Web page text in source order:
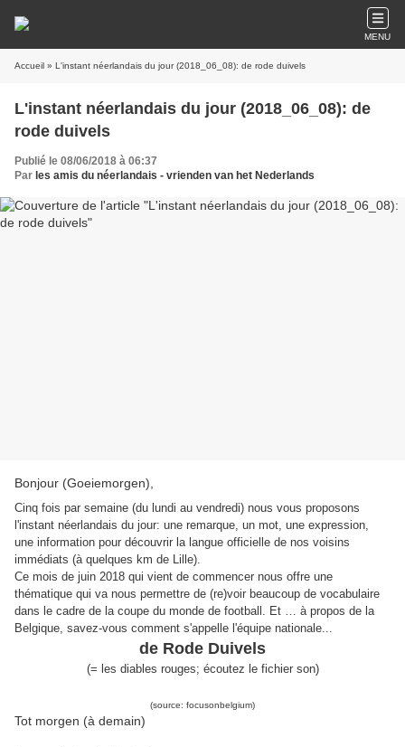
MENU
Accueil » L'instant néerlandais du jour (2018_06_08): de rode duivels
L'instant néerlandais du jour (2018_06_08): de
rode duivels
Publié le 08/06/2018 à 06:37
Par les amis du néerlandais - vrienden van het Nederlands
Bonjour (Goeiemorgen),
Cinq fois par semaine (du lundi au vendredi) nous vous proposons
l'instant néerlandais du jour: une remarque, un mot, une expression,
une information pour découvrir la langue officielle de nos voisins
immédiats (à quelques km de Lille).
Ce mois de juin 2018 qui vient de commencer nous offre une
thématique qui va nous permettre de (re)voir beaucoup de vocabulaire
dans le cadre de la coupe du monde de football. Et … à propos de la
Belgique, savez-vous comment s'appelle l'équipe nationale...
de Rode Duivels
(= les diables rouges; écoutez le fichier son)
(source: focusonbelgium)
Tot morgen (à demain)